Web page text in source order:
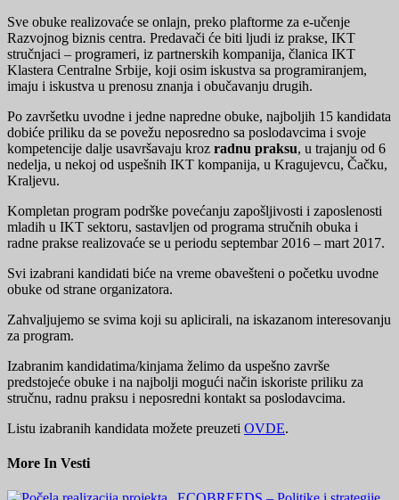
Sve obuke realizovaće se onlajn, preko plaftorme za e-učenje
Razvojnog biznis centra. Predavači će biti ljudi iz prakse, IKT
stručnjaci – programeri, iz partnerskih kompanija, članica IKT
Klastera Centralne Srbije, koji osim iskustva sa programiranjem,
imaju i iskustva u prenosu znanja i obučavanju drugih.
Po završetku uvodne i jedne napredne obuke, najboljih 15 kandidata
dobiće priliku da se povežu neposredno sa poslodavcima i svoje
kompetencije dalje usavršavaju kroz radnu praksu, u trajanju od 6
nedelja, u nekoj od uspešnih IKT kompanija, u Kragujevcu, Čačku,
Kraljevu.
Kompletan program podrške povećanju zapošljivosti i zaposlenosti
mladih u IKT sektoru, sastavljen od programa stručnih obuka i
radne prakse realizovaće se u periodu septembar 2016 – mart 2017.
Svi izabrani kandidati biće na vreme obavešteni o početku uvodne
obuke od strane organizatora.
Zahvaljujemo se svima koji su aplicirali, na iskazanom interesovanju
za program.
Izabranim kandidatima/kinjama želimo da uspešno završe
predstojeće obuke i na najbolji mogući način iskoriste priliku za
stručnu, radnu praksu i neposredni kontakt sa poslodavcima.
Listu izabranih kandidata možete preuzeti OVDE.
More In Vesti